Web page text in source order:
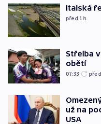
Italská
před 1h
Střelba
obětí
07:33
už na
USA